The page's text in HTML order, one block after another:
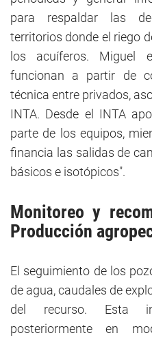
para respaldar las
territorios donde el riego
los acuíferos. Miguel
funcionan a partir de
técnica entre privados,
INTA. Desde el INTA
parte de los equipos,
financia las salidas de
básicos e isotópicos".
Monitoreo y
Producción
El seguimiento de los
de agua, caudales de
del recurso. Esta
posteriormente en